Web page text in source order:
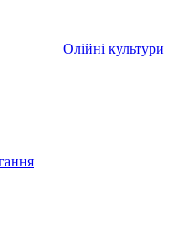
Олійні культури